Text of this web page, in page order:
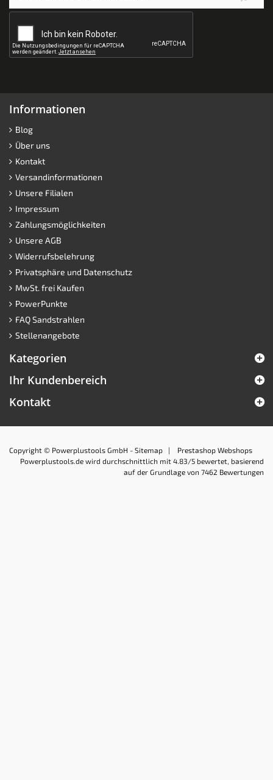
Informationen
Blog
Über uns
Kontakt
Versandinformationen
Unsere Filialen
Impressum
Zahlungsmöglichkeiten
Unsere AGB
Widerrufsbelehrung
Privatsphäre und Datenschutz
MwSt. frei Kaufen
PowerPunkte
FAQ Sandstrahlen
Stellenangebote
Kategorien
Ihr Kundenbereich
Kontakt
Copyright © Powerplustools GmbH - Sitemap | Prestashop Webshops
Powerplustools.de wird durchschnittlich mit 4.83 /5 bewertet, basierend
auf der Grundlage von 7462 Bewertungen